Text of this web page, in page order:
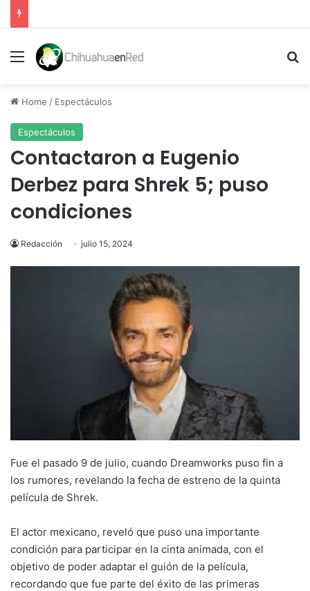
Menu
Home / Espectáculos
Espectáculos
Contactaron a Eugenio
Derbez para Shrek 5; puso
condiciones
Redacción julio 15, 2024
Fue el pasado 9 de julio, cuando Dreamworks puso fin a
los rumores, revelando la fecha de estreno de la quinta
película de Shrek.
El actor mexicano, reveló que puso una importante
condición para participar en la cinta animada, con el
objetivo de poder adaptar el guión de la película,
recordando que fue parte del éxito de las primeras